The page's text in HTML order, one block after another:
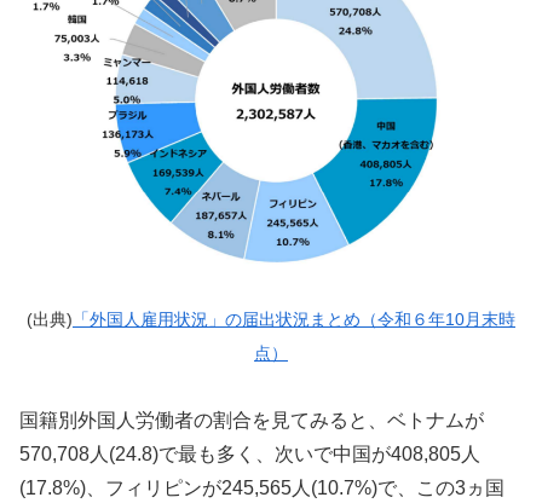
(出典) 「外国人雇用状況」の届出状況まとめ（令和６年10月末時
点）
国籍別外国人労働者の割合を見てみると、ベトナムが
570,708人(24.8)で最も多く、次いで中国が408,805人
(17.8%)、フィリピンが245,565人(10.7%)で、この3ヵ国